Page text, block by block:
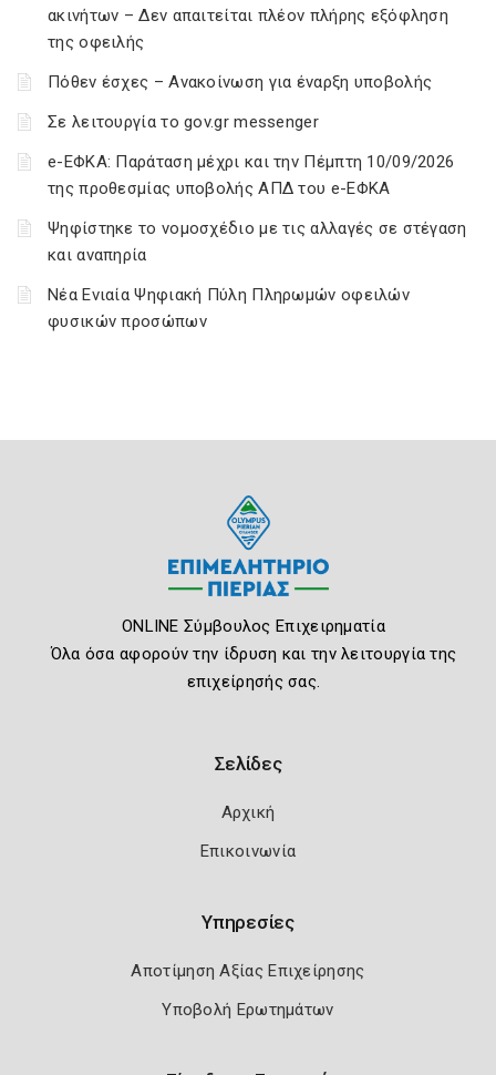
ακινήτων – Δεν απαιτείται πλέον πλήρης εξόφληση
της οφειλής
Πόθεν έσχες – Ανακοίνωση για έναρξη υποβολής
Σε λειτουργία το gov.gr messenger
e-ΕΦΚΑ: Παράταση μέχρι και την Πέμπτη 10/09/2026
της προθεσμίας υποβολής ΑΠΔ του e-ΕΦΚΑ
Ψηφίστηκε το νομοσχέδιο με τις αλλαγές σε στέγαση
και αναπηρία
Νέα Ενιαία Ψηφιακή Πύλη Πληρωμών οφειλών
φυσικών προσώπων
ONLINE Σύμβουλος Επιχειρηματία
Όλα όσα αφορούν την ίδρυση και την λειτουργία της
επιχείρησής σας.
Σελίδες
Αρχική
Επικοινωνία
Υπηρεσίες
Αποτίμηση Αξίας Επιχείρησης
Υποβολή Ερωτημάτων